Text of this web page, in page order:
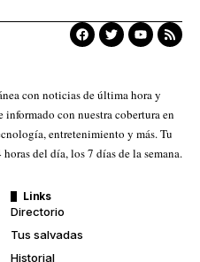
con noticias de última hora y
con nuestra cobertura en
entretenimiento y más. Tu
del día, los 7 días de la semana.
Links
Directorio
Tus salvadas
Historial